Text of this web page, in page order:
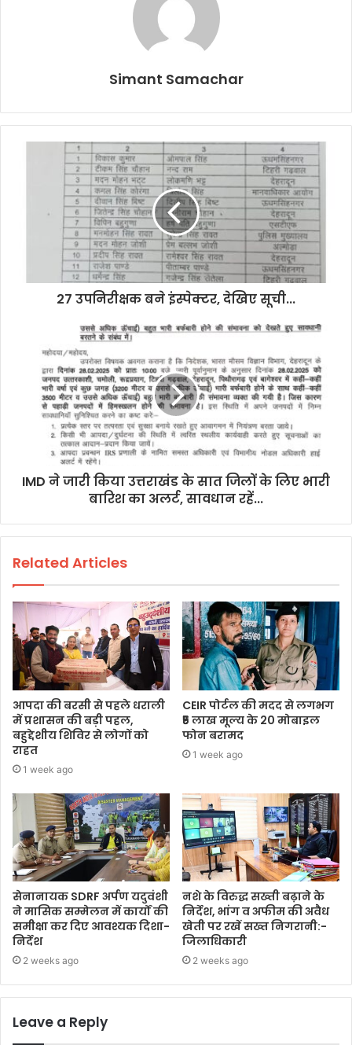
Simant Samachar
27 उपनिरीक्षक बने इंस्पेक्टर, देखिए सूची...
IMD ने जारी किया उत्तराखंड के सात जिलों के लिए भारी
बारिश का अलर्ट, सावधान रहें...
Related Articles
आपदा की बरसी से पहले धराली
में प्रशासन की बड़ी पहल,
बहुद्देशीय शिविर से लोगों को
राहत
1 week ago
CEIR पोर्टल की मदद से लगभग
₹5 लाख मूल्य के 20 मोबाइल
फोन बरामद
1 week ago
सेनानायक SDRF अर्पण यदुवंशी
ने मासिक सम्मेलन में कार्यों की
समीक्षा कर दिए आवश्यक दिशा-
निर्देश
2 weeks ago
नशे के विरुद्ध सख्ती बढ़ाने के
निर्देश, भांग व अफीम की अवैध
खेती पर रखें सख्त निगरानी:-
जिलाधिकारी
2 weeks ago
Leave a Reply